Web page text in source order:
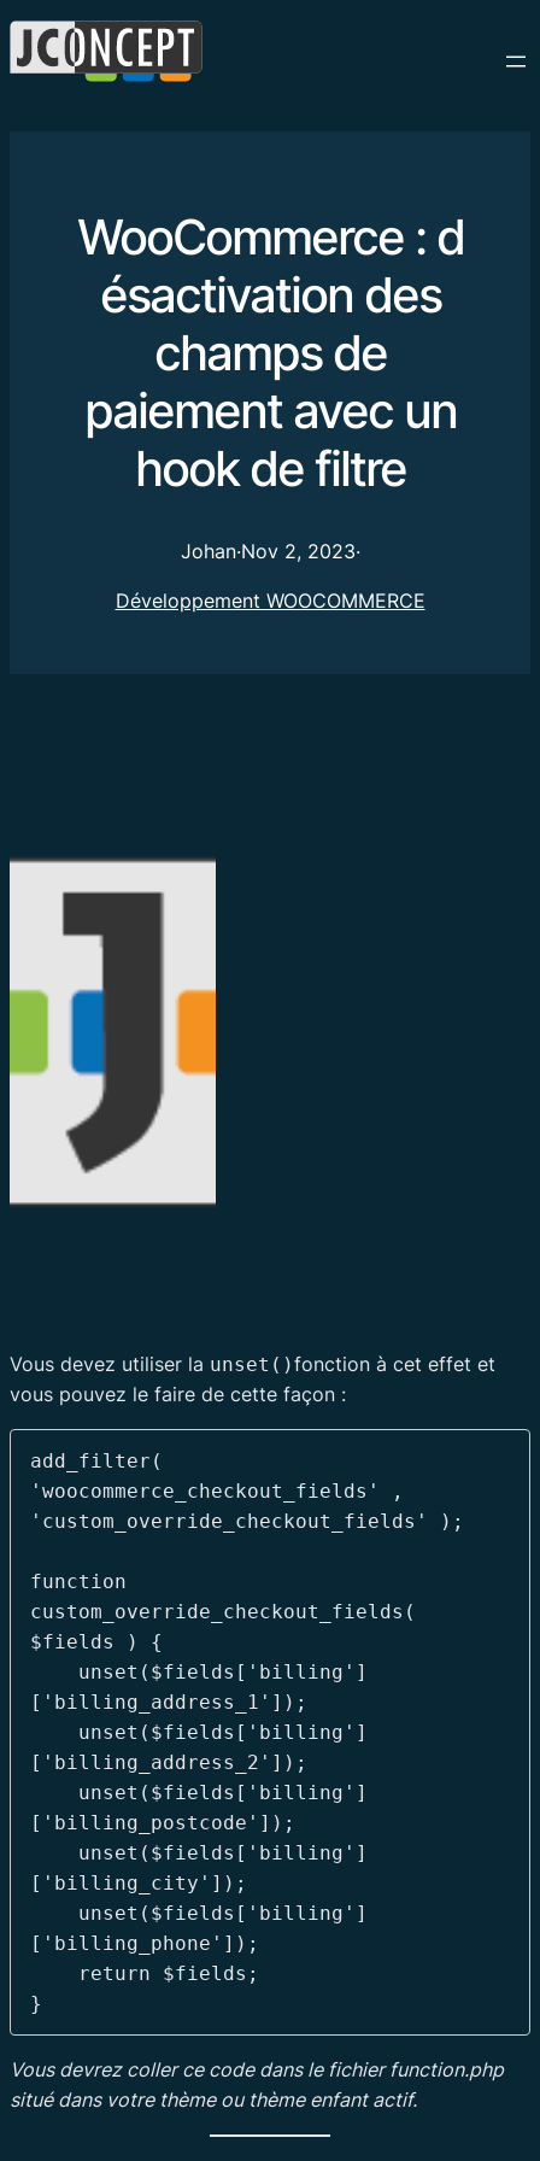
WooCommerce : d
ésactivation des
champs de
paiement avec un
hook de filtre
Johan·Nov 2, 2023·
Développement WOOCOMMERCE
Vous devez utiliser la unset()fonction à cet effet et
vous pouvez le faire de cette façon :
add_filter(
'woocommerce_checkout_fields' ,
'custom_override_checkout_fields' );
function
custom_override_checkout_fields(
$fields ) {
['billing_address_1']);
['billing_address_2']);
['billing_postcode']);
['billing_city']);
['billing_phone']);
Vous devrez coller ce code dans le fichier function.php
situé dans votre thème ou thème enfant actif.